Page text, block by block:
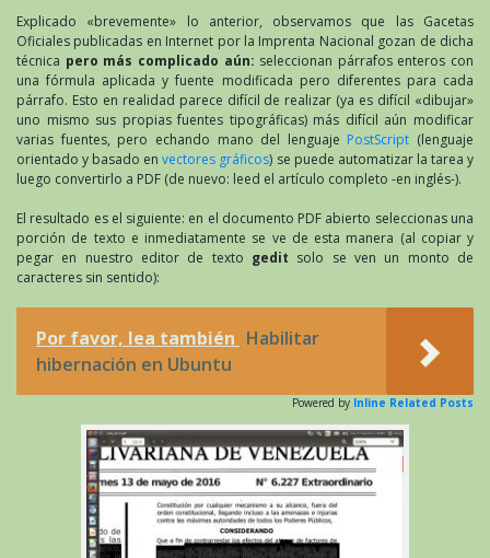
Explicado «brevemente» lo anterior, observamos que las Gacetas
Oficiales publicadas en Internet por la Imprenta Nacional gozan de dicha
técnica pero más complicado aún: seleccionan párrafos enteros con
una fórmula aplicada y fuente modificada pero diferentes para cada
párrafo. Esto en realidad parece difícil de realizar (ya es difícil «dibujar»
uno mismo sus propias fuentes tipográficas) más difícil aún modificar
varias fuentes, pero echando mano del lenguaje PostScript (lenguaje
orientado y basado envectores gráficos) se puede automatizar la tarea y
luego convertirlo a PDF (de nuevo: leed el artículo completo -en inglés-).
El resultado es el siguiente: en el documento PDF abierto seleccionas una
porción de texto e inmediatamente se ve de esta manera (al copiar y
pegar en nuestro editor de texto gedit solo se ven un monto de
caracteres sin sentido):
Por favor, lea también Habilitar
hibernación en Ubuntu
Powered by Inline Related Posts